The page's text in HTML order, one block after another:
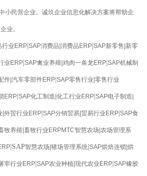
小民营企业。诚玖企业信息化解决方案将帮助企
业。
行业ERP| SAP消费品|消费品ERP| SAP新零售|新零
业ERP| SAP禽业养殖|鸡肉一条龙ERP| SAP机械制
件|汽车零部件ERP| SAP零售行业|零售行业
ERP| SAP化工制造|化工行业ERP| SAP电子制造|
|外贸行业ERP| SAP分销贸易|贸易行业ERP| SAP食
牧养殖|畜牧行业ERPMTC智慧农场|农场管理系
|SAP智慧农场|猪场管理系统| SAP烘焙连锁|烘
宰行业ERP| SAP农业种植|现代农业ERP| SAP橡胶